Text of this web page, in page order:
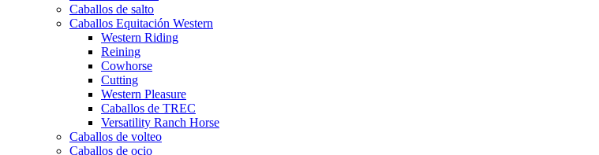
Caballos de salto
Caballos Equitación Western
Western Riding
Reining
Cowhorse
Cutting
Western Pleasure
Caballos de TREC
Versatility Ranch Horse
Caballos de volteo
Caballos de ocio